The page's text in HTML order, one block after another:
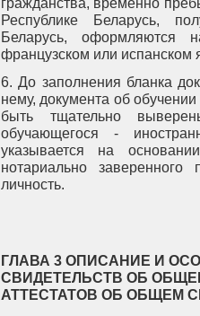
Республике Беларусь,
Беларусь, оформляются
французском или испанском
6. До заполнения бланка
нему, документа об
быть тщательно
обучающегося -
указывается на
нотариально заверенного
личность.
ГЛАВА 3 ОПИСАНИЕ И
СВИДЕТЕЛЬСТВ ОБ
АТТЕСТАТОВ ОБ ОБЩЕМ